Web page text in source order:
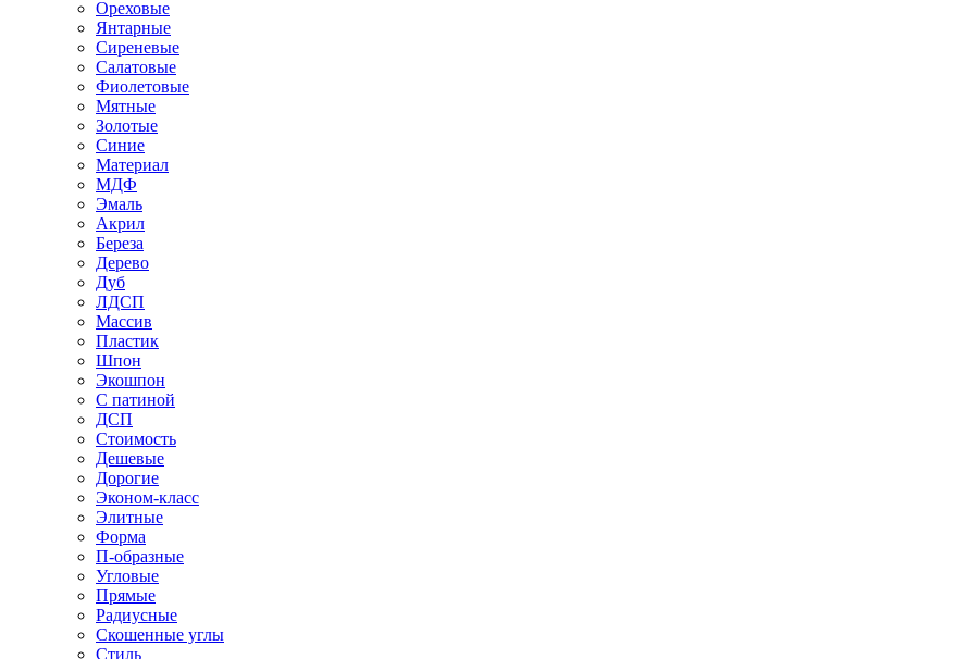
Ореховые
Янтарные
Сиреневые
Салатовые
Фиолетовые
Мятные
Золотые
Синие
Материал
МДФ
Эмаль
Акрил
Береза
Дерево
Дуб
ЛДСП
Массив
Пластик
Шпон
Экошпон
С патиной
ДСП
Стоимость
Дешевые
Дорогие
Эконом-класс
Элитные
Форма
П-образные
Угловые
Прямые
Радиусные
Скошенные углы
Стиль